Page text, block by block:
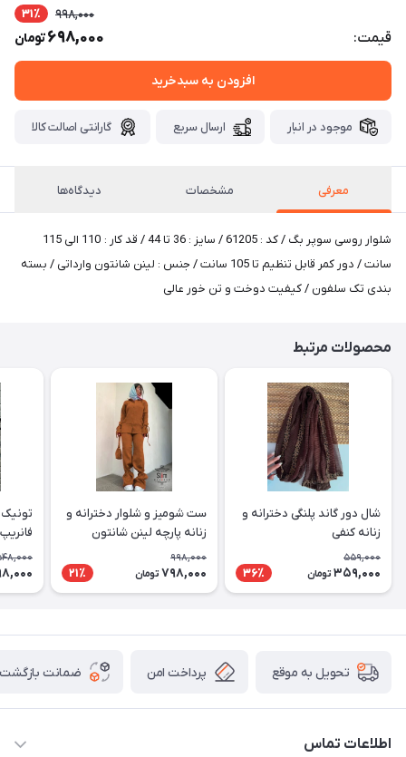
قیمت:
998,000 31٪
698,000تومان
افزودن به سبدخرید
موجود در انبار ارسال سریع گارانتی اصالت کالا
معرفی مشخصات دیدگاه‌ها
شلوار روسی سوپر بگ / کد : 61205 / سایز : 36 تا 44 / قد کار : 110 الی 115
سانت / دور کمر قابل تنظیم تا 105 سانت / جنس : لینن شانتون وارداتی / بسته
بندی تک سلفون / کیفیت دوخت و تن خور عالی
محصولات مرتبط
شال دور گاند پلنگی دخترانه و
زنانه کنفی
559,000
359,000 تومان 36٪
ست شومیز و شلوار دخترانه و
زنانه پارچه لینن شانتون
998,000
798,000 تومان 21٪
تونیک
تحویل به موقع پرداخت امن ضمانت بازگشت
اطلاعات تماس